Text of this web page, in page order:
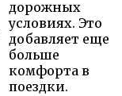
дорожных
условиях. Это
добавляет еще
больше
комфорта в
поездки.